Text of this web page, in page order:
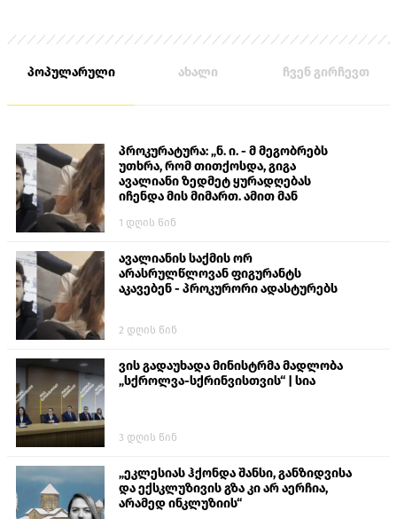
მშვიდობიანი მცხოვრები.
პოპულარული ახალი ჩვენ გირჩევთ
პროკურატურა: „ნ. ი. - მ მეგობრებს
უთხრა, რომ თითქოსდა, გიგა
ავალიანი ზედმეტ ყურადღებას
იჩენდა მის მიმართ. ამით მან
თავს დასხმოდა გიგა ავალიანს“
1 დღის წინ
ავალიანის საქმის ორ
არასრულწლოვან ფიგურანტს
აკავებენ - პროკურორი ადასტურებს
2 დღის წინ
ვის გადაუხადა მინისტრმა მადლობა
„სქროლვა-სქრინვისთვის“ | სია
3 დღის წინ
„ეკლესიას ჰქონდა შანსი, განზიდვისა
და ექსკლუზივის გზა კი არ აერჩია,
არამედ ინკლუზიის“